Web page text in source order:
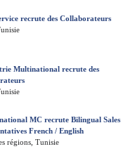
recrute des Collaborateurs
Multinational recrute des
MC recrute Bilingual Sales
French / English
régions, Tunisie